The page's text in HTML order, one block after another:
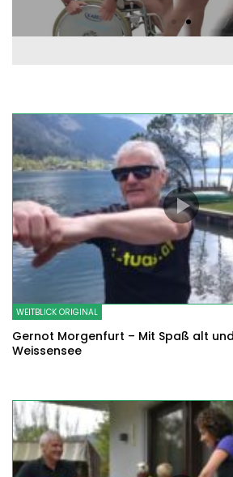
WEITBLICK ORIGINAL
Gernot Morgenfurt – Mit Spaß alt
Weissensee